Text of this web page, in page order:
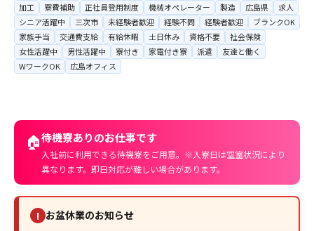
加工 寮費補助 正社員登用制度 機械オペレーター 製造 広島県
求人
シニア活躍中
三次市 未経験者歓迎 経験不問 経験者歓迎
ブランクOK
家族手当
交通費支給 有給休暇 土日休み 資格不要
社会保険
女性活躍中
男性活躍中 寮付き 家電付き寮 派遣
友達と働く
WワークOK
広島オフィス
🏠待機寮ありのお仕事です
入社前に利用できる待機寮をご用意。※入寮日は空室状況により
異なります。即日対応が難しい場合があります。
! お盆休業のお知らせ